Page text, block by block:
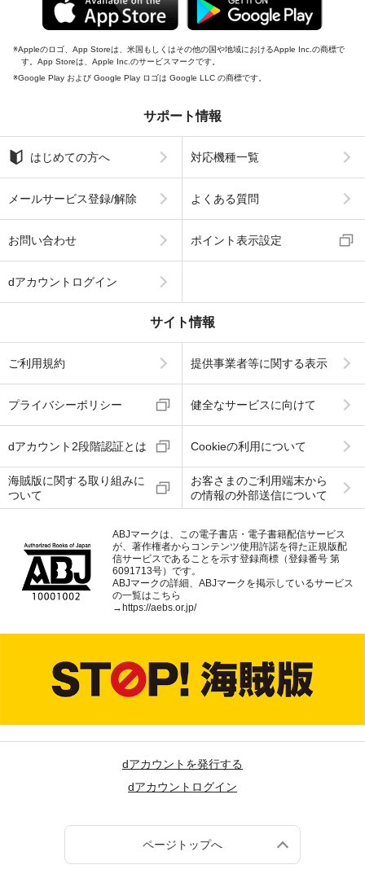
Appleのロゴ、App Storeは、米国もしくはその他の国や地域におけるApple Inc.の商標で
す。App Storeは、Apple Inc.のサービスマークです。
Google Play および Google Play ロゴは Google LLC の商標です。
サポート情報
はじめての方へ 対応機種一覧
メールサービス登録/解除 よくある質問
お問い合わせ ポイント表示設定
dアカウントログイン
サイト情報
ご利用規約 提供事業者等に関する表示
プライバシーポリシー 健全なサービスに向けて
dアカウント2段階認証とは Cookieの利用について
海賊版に関する取り組みに
ついて
お客さまのご利用端末から
の情報の外部送信について
ABJマークは、この電子書店・電子書籍配信サービス
が、著作権者からコンテンツ使用許諾を得た正規版配
信サービスであることを示す登録商標（登録番号 第
6091713号）です。
ABJマークの詳細、ABJマークを掲示しているサービス
の一覧はこちら
→ https://aebs.or.jp/
dアカウントを発行する
dアカウントログイン
ページトップへ